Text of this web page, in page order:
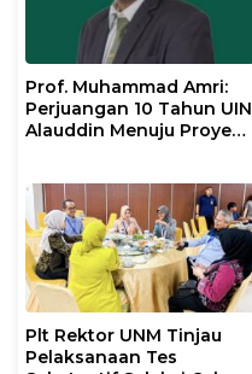
Prof. Muhammad Amri:
Perjuangan 10 Tahun UIN
Alauddin Menuju Proyek
Plt Rektor UNM Tinjau
Pelaksanaan Tes